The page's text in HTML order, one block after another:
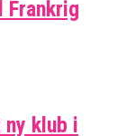
ny klub i